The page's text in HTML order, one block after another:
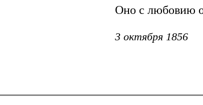
Оно с любовию
3 октября 1856